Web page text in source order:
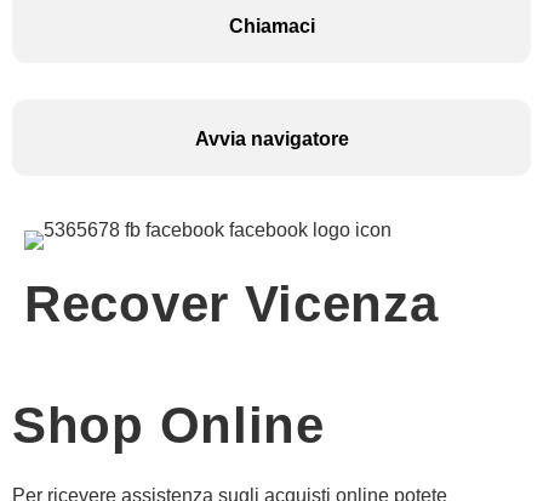
Chiamaci
Avvia navigatore
Recover Vicenza
Shop Online
Per ricevere assistenza sugli acquisti online potete